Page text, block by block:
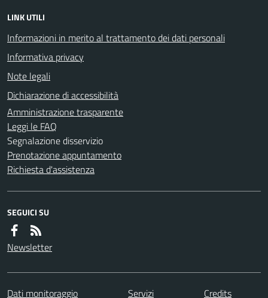
LINK UTILI
Informazioni in merito al trattamento dei dati personali
Informativa privacy
Note legali
Dichiarazione di accessibilità
Amministrazione trasparente
Leggi le FAQ
Segnalazione disservizio
Prenotazione appuntamento
Richiesta d'assistenza
SEGUICI SU
Newsletter
Dati monitoraggio Servizi Credits